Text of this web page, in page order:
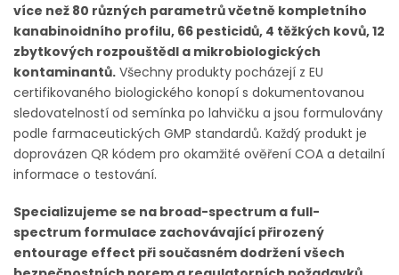
více než 80 různých parametrů včetně kompletního
kanabinoidního profilu, 66 pesticidů, 4 těžkých kovů, 12
zbytkových rozpouštědl a mikrobiologických
kontaminantů. Všechny produkty pocházejí z EU
certifikovaného biologického konopí s dokumentovanou
sledovatelností od semínka po lahvičku a jsou formulovány
podle farmaceutických GMP standardů. Každý produkt je
doprovázen QR kódem pro okamžité ověření COA a detailní
informace o testování.
Specializujeme se na broad-spectrum a full-
spectrum formulace zachovávající přirozený
entourage effect při současném dodržení všech